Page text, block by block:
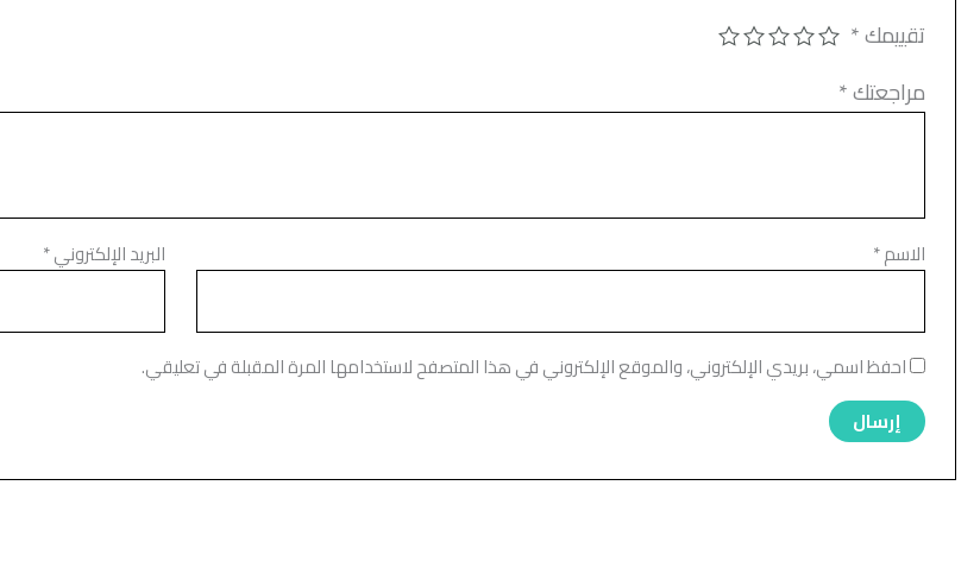
تقييمك*
مراجعتك*
الاسم* البريد الإلكتروني*
احفظ اسمي، بريدي الإلكتروني، والموقع الإلكتروني في هذا المتصفح لاستخدامها المرة المقبلة في تعليقي.